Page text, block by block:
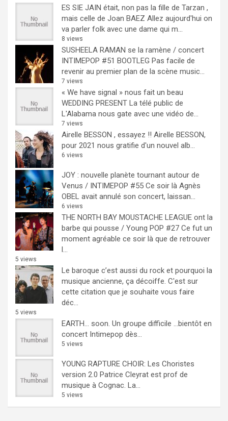
ES SIE JAIN était, non pas la fille de Tarzan ,
mais celle de Joan BAEZ Allez aujourd'hui on
va parler folk avec une dame qui m...
8 views
SUSHEELA RAMAN se la ramène / concert
INTIMEPOP #51 BOOTLEG Pas facile de
revenir au premier plan de la scène music...
7 views
« We have signal » nous fait un beau
WEDDING PRESENT La télé public de
L'Alabama nous gate avec une vidéo de...
7 views
Airelle BESSON , essayez !! Airelle BESSON,
pour 2021 nous gratifie d'un nouvel alb...
6 views
JOY : nouvelle planète tournant autour de
Venus / INTIMEPOP #55 Ce soir là Agnès
OBEL avait annulé son concert, laissan...
6 views
THE NORTH BAY MOUSTACHE LEAGUE ont la
barbe qui pousse / Young POP #27 Ce fut un
moment agréable ce soir là que de retrouver
l...
5 views
Le baroque c’est aussi du rock et pourquoi la
musique ancienne, ça décoiffe. C'est sur
cette citation que je souhaite vous faire
déc...
5 views
EARTH… soon. Un groupe difficile ...bientôt en
concert Intimepop dès...
5 views
YOUNG RAPTURE CHOIR: Les Choristes
version 2.0 Patrice Cleyrat est prof de
musique à Cognac. La...
5 views